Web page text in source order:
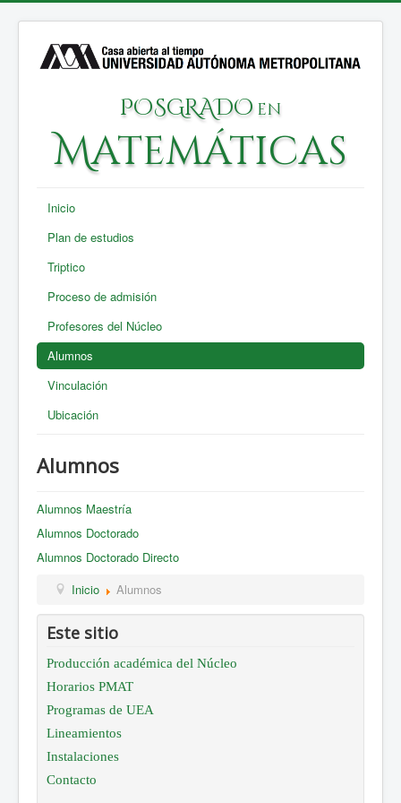
POSGRADO en
Matemáticas
Inicio
Plan de estudios
Triptico
Proceso de admisión
Profesores del Núcleo
Alumnos
Vinculación
Ubicación
Alumnos
Alumnos Maestría
Alumnos Doctorado
Alumnos Doctorado Directo
Inicio
Alumnos
Este sitio
Producción académica del Núcleo
Horarios PMAT
Programas de UEA
Lineamientos
Instalaciones
Contacto